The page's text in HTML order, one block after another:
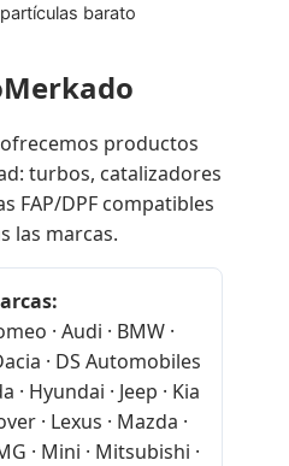
barato
productos
turbos, catalizadores
FAP/DPF compatibles
las marcas.
· Audi · BMW ·
· DS Automobiles
· Hyundai · Jeep · Kia
· Lexus · Mazda ·
· Mini · Mitsubishi ·